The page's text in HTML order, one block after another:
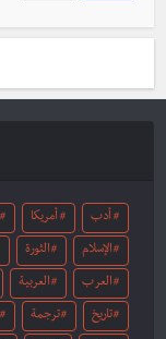
أدب أمريكا
الإسلام الثورة
العرب العربية
تاريخ ترجمة